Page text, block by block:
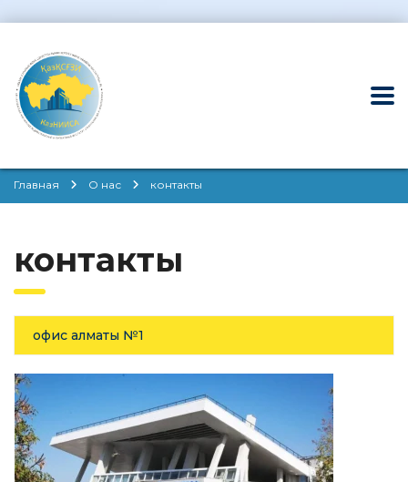
Главная О нас контакты
контакты
офис алматы №1